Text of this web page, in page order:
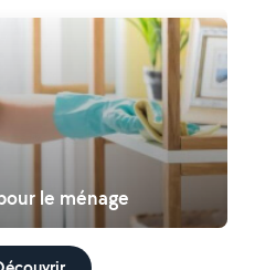
le ménage